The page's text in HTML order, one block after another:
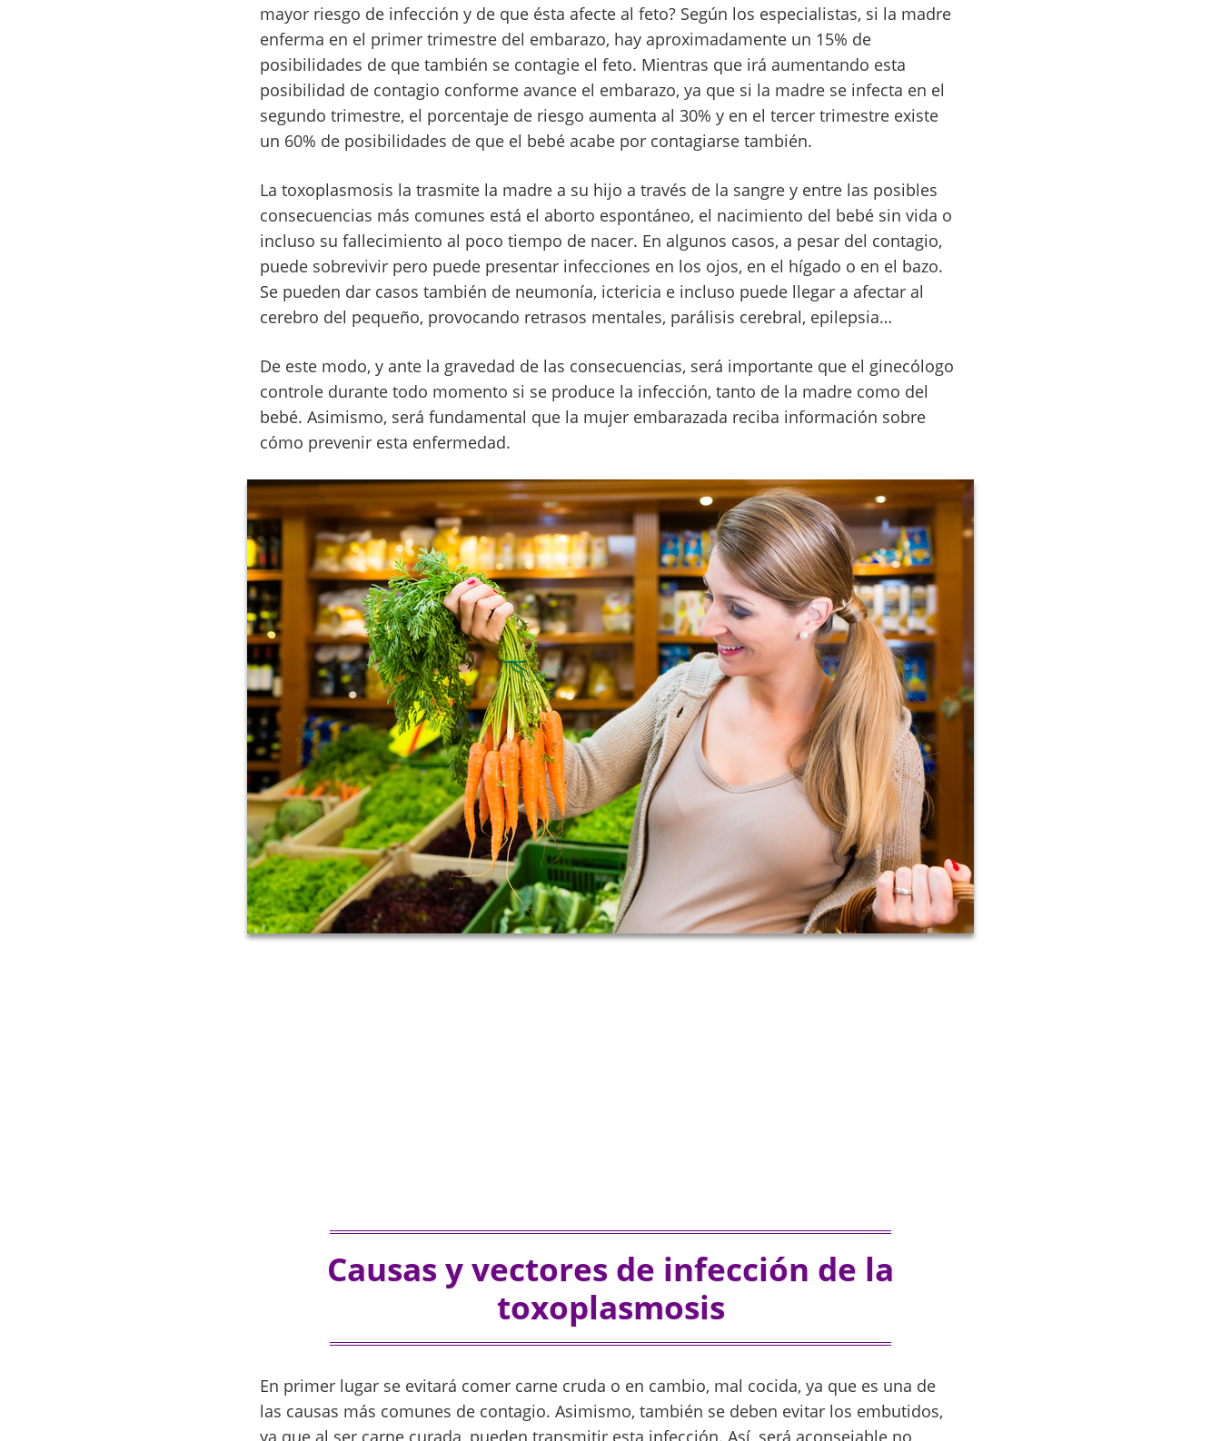
mayor riesgo de infección y de que ésta afecte al feto? Según los especialistas, si la madre
enferma en el primer trimestre del embarazo, hay aproximadamente un 15% de
posibilidades de que también se contagie el feto. Mientras que irá aumentando esta
posibilidad de contagio conforme avance el embarazo, ya que si la madre se infecta en el
segundo trimestre, el porcentaje de riesgo aumenta al 30% y en el tercer trimestre existe
un 60% de posibilidades de que el bebé acabe por contagiarse también.
La toxoplasmosis la trasmite la madre a su hijo a través de la sangre y entre las posibles
consecuencias más comunes está el aborto espontáneo, el nacimiento del bebé sin vida o
incluso su fallecimiento al poco tiempo de nacer. En algunos casos, a pesar del contagio,
puede sobrevivir pero puede presentar infecciones en los ojos, en el hígado o en el bazo.
Se pueden dar casos también de neumonía, ictericia e incluso puede llegar a afectar al
cerebro del pequeño, provocando retrasos mentales, parálisis cerebral, epilepsia…
De este modo, y ante la gravedad de las consecuencias, será importante que el ginecólogo
controle durante todo momento si se produce la infección, tanto de la madre como del
bebé. Asimismo, será fundamental que la mujer embarazada reciba información sobre
cómo prevenir esta enfermedad.
Causas y vectores de infección de la
toxoplasmosis
En primer lugar se evitará comer carne cruda o en cambio, mal cocida, ya que es una de
las causas más comunes de contagio. Asimismo, también se deben evitar los embutidos,
ya que al ser carne curada, pueden transmitir esta infección. Así, será aconsejable no